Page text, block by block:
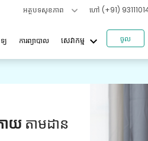
អត្ថបទសុខភាព ហៅ (+91)
យ ការព្យាបាល សេវាកម្ម keyboard_arrow_down ចូល
ត្រជំនួយ